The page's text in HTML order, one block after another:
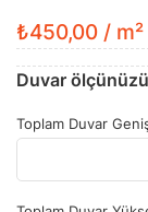
₺450,00 / m²
Duvar
Toplam Duvar